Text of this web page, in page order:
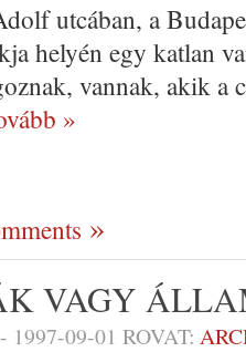
utcában, a
helyén egy katlan
vannak, akik a
»
VAGY
- 1997-09-01 ROVAT: